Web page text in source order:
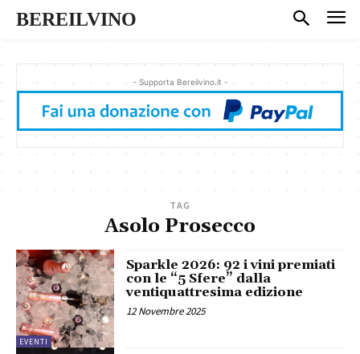
BEREILVINO
- Supporta Bereilvino.it -
TAG
Asolo Prosecco
EVENTI
Sparkle 2026: 92 i vini premiati
con le “5 Sfere” dalla
ventiquattresima edizione
12 Novembre 2025